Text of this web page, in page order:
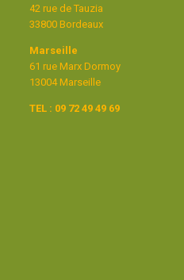
42 rue de Tauzia
33800 Bordeaux
Marseille
61 rue Marx Dormoy
13004 Marseille
TEL : 09 72 49 49 69